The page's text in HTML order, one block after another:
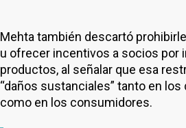
Mehta también descartó
u ofrecer incentivos a socios por
productos, al señalar que esa
“daños sustanciales” tanto en
como en los consumidores.